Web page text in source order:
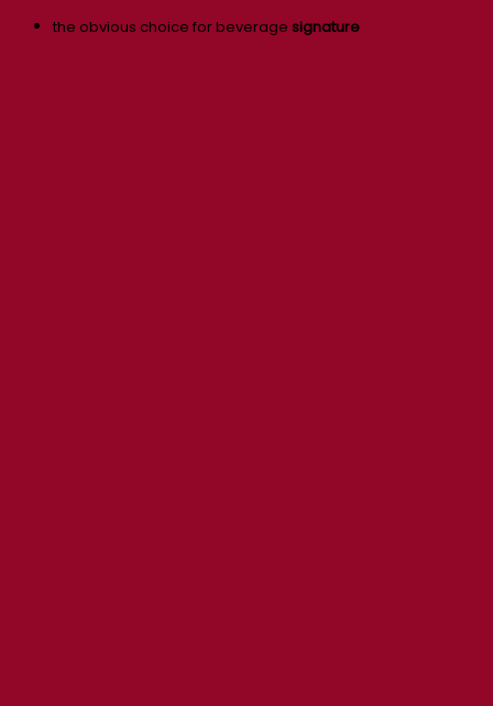
the obvious choice for beverage signature